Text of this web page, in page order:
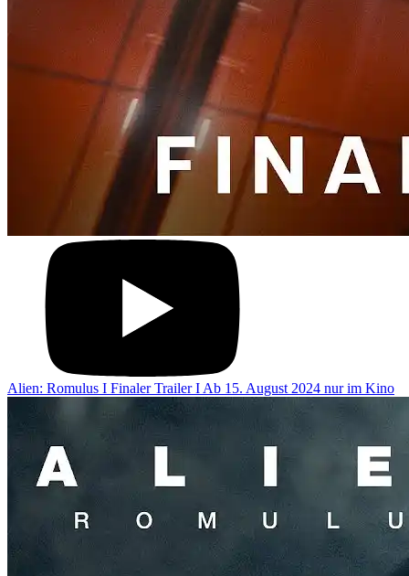
Alien: Romulus I Finaler Trailer I Ab 15. August 2024 nur im Kino